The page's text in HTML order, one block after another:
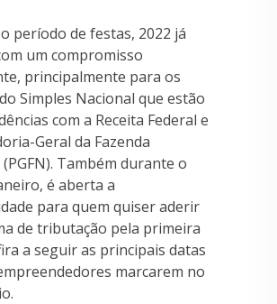
período de festas, 2022 já
um compromisso
principalmente para os
Simples Nacional que estão
com a Receita Federal e
Geral da Fazenda
Também durante o
é aberta a
para quem quiser aderir
de tributação pela primeira
a seguir as principais datas
marcarem no